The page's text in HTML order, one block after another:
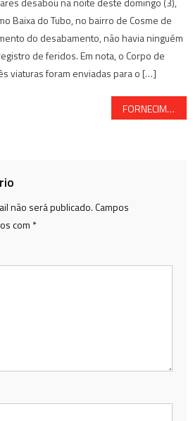
Baixa do Tubo, no bairro de Cosme de
do desabamento, não havia ninguém
de feridos. Em nota, o Corpo de
viaturas foram enviadas para o […]
FORNECIMENTO DE ENERGIA SERÁ SUSPENSO EM CAMAÇARI
não será publicado.Campos
com *